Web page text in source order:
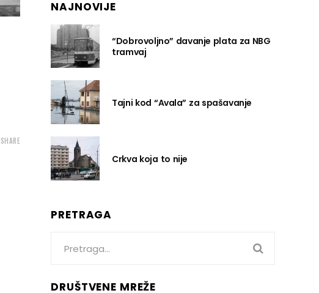
SHARE
NAJNOVIJE
“Dobrovoljno” davanje plata za NBG
tramvaj
Tajni kod “Avala” za spašavanje
Crkva koja to nije
PRETRAGA
for:
DRUŠTVENE MREŽE